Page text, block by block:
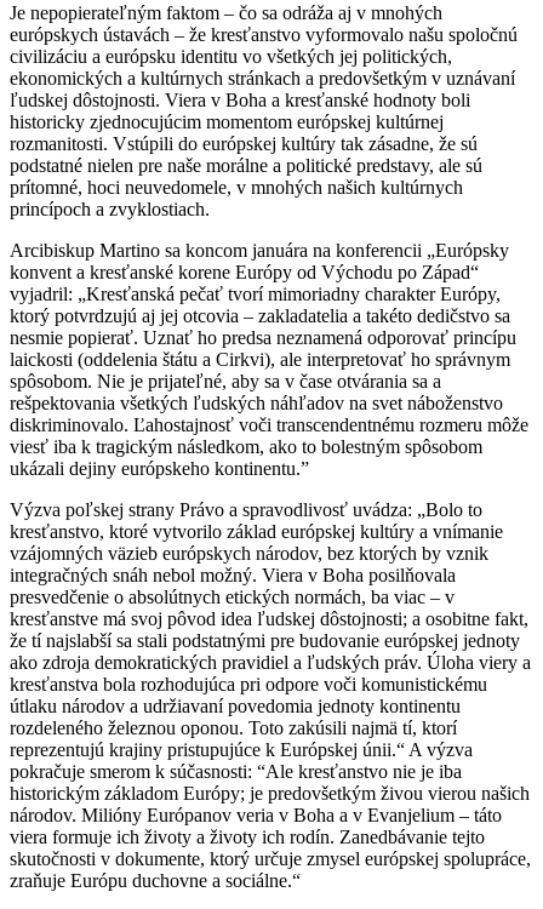
Je nepopierateľným faktom – čo sa odráža aj v mnohých
európskych ústavách – že kresťanstvo vyformovalo našu spoločnú
civilizáciu a európsku identitu vo všetkých jej politických,
ekonomických a kultúrnych stránkach a predovšetkým v uznávaní
ľudskej dôstojnosti. Viera v Boha a kresťanské hodnoty boli
historicky zjednocujúcim momentom európskej kultúrnej
rozmanitosti. Vstúpili do európskej kultúry tak zásadne, že sú
podstatné nielen pre naše morálne a politické predstavy, ale sú
prítomné, hoci neuvedomele, v mnohých našich kultúrnych
princípoch a zvyklostiach.
Arcibiskup Martino sa koncom januára na konferencii „Európsky
konvent a kresťanské korene Európy od Východu po Západ“
vyjadril: „Kresťanská pečať tvorí mimoriadny charakter Európy,
ktorý potvrdzujú aj jej otcovia – zakladatelia a takéto dedičstvo sa
nesmie popierať. Uznať ho predsa neznamená odporovať princípu
laickosti (oddelenia štátu a Cirkvi), ale interpretovať ho správnym
spôsobom. Nie je prijateľné, aby sa v čase otvárania sa a
rešpektovania všetkých ľudských náhľadov na svet náboženstvo
diskriminovalo. Ľahostajnosť voči transcendentnému rozmeru môže
viesť iba k tragickým následkom, ako to bolestným spôsobom
ukázali dejiny európskeho kontinentu.”
Výzva poľskej strany Právo a spravodlivosť uvádza: „Bolo to
kresťanstvo, ktoré vytvorilo základ európskej kultúry a vnímanie
vzájomných väzieb európskych národov, bez ktorých by vznik
integračných snáh nebol možný. Viera v Boha posilňovala
presvedčenie o absolútnych etických normách, ba viac – v
kresťanstve má svoj pôvod idea ľudskej dôstojnosti; a osobitne fakt,
že tí najslabší sa stali podstatnými pre budovanie európskej jednoty
ako zdroja demokratických pravidiel a ľudských práv. Úloha viery a
kresťanstva bola rozhodujúca pri odpore voči komunistickému
útlaku národov a udržiavaní povedomia jednoty kontinentu
rozdeleného železnou oponou. Toto zakúsili najmä tí, ktorí
reprezentujú krajiny pristupujúce k Európskej únii.“ A výzva
pokračuje smerom k súčasnosti: “Ale kresťanstvo nie je iba
historickým základom Európy; je predovšetkým živou vierou našich
národov. Milióny Európanov veria v Boha a v Evanjelium – táto
viera formuje ich životy a životy ich rodín. Zanedbávanie tejto
skutočnosti v dokumente, ktorý určuje zmysel európskej spolupráce,
zraňuje Európu duchovne a sociálne.“